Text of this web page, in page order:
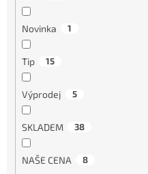
Novinka 1
Tip 15
Výprodej 5
SKLADEM 38
NAŠE CENA 8